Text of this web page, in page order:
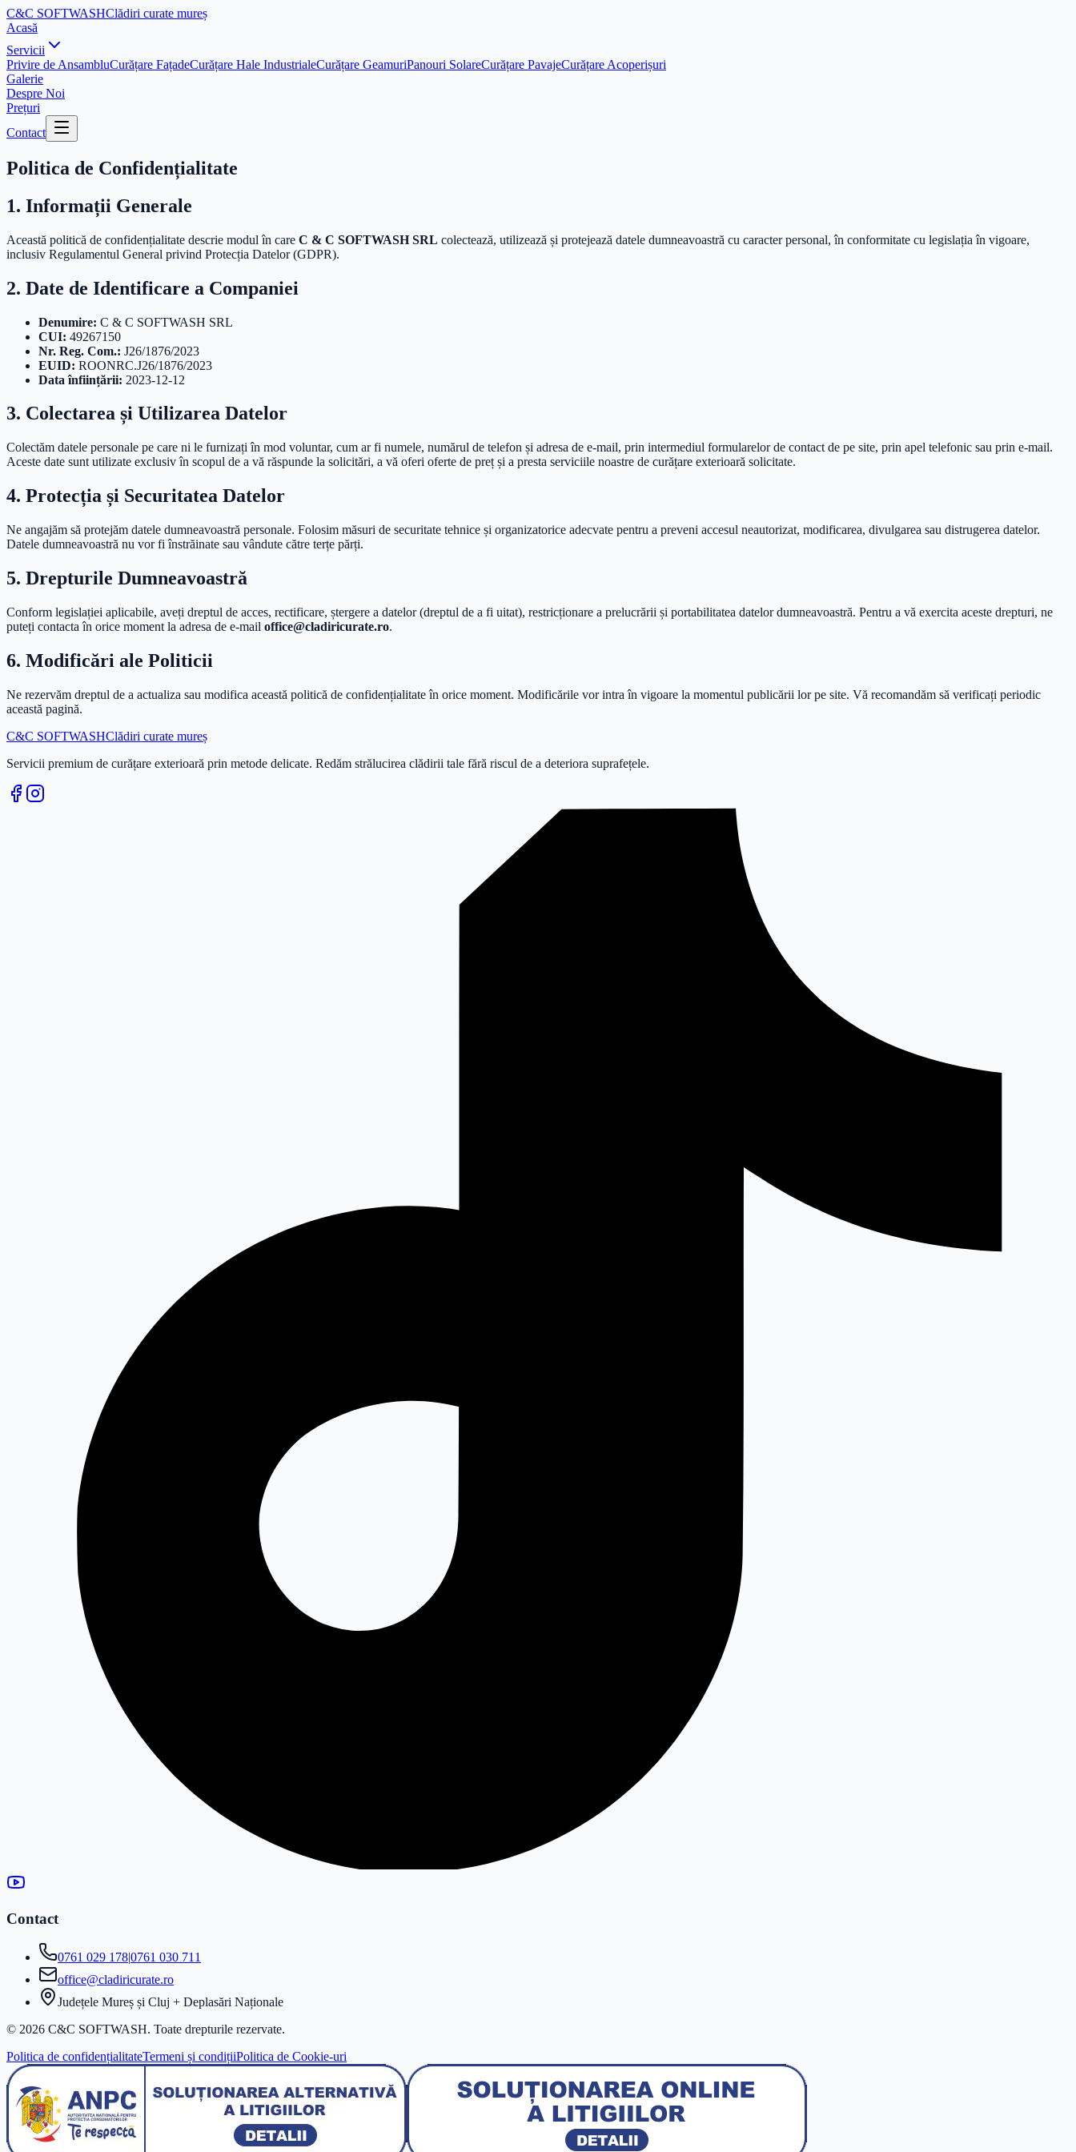
C&C SOFTWASHClădiri curate mureș
Acasă
Servicii
Privire de AnsambluCurățare FațadeCurățare Hale IndustrialeCurățare GeamuriPanouri SolareCurățare PavajeCurățare Acoperișuri
Galerie
Despre Noi
Prețuri
Contact
Politica de Confidențialitate
1. Informații Generale
Această politică de confidențialitate descrie modul în care C & C SOFTWASH SRL colectează, utilizează și protejează datele dumneavoastră cu caracter personal, în conformitate cu legislația în vigoare,
inclusiv Regulamentul General privind Protecția Datelor (GDPR).
2. Date de Identificare a Companiei
Denumire: C & C SOFTWASH SRL
CUI: 49267150
Nr. Reg. Com.: J26/1876/2023
EUID: ROONRC.J26/1876/2023
Data înființării: 2023-12-12
3. Colectarea și Utilizarea Datelor
Colectăm datele personale pe care ni le furnizați în mod voluntar, cum ar fi numele, numărul de telefon și adresa de e-mail, prin intermediul formularelor de contact de pe site, prin apel telefonic sau prin e-mail.
Aceste date sunt utilizate exclusiv în scopul de a vă răspunde la solicitări, a vă oferi oferte de preț și a presta serviciile noastre de curățare exterioară solicitate.
4. Protecția și Securitatea Datelor
Ne angajăm să protejăm datele dumneavoastră personale. Folosim măsuri de securitate tehnice și organizatorice adecvate pentru a preveni accesul neautorizat, modificarea, divulgarea sau distrugerea datelor.
Datele dumneavoastră nu vor fi înstrăinate sau vândute către terțe părți.
5. Drepturile Dumneavoastră
Conform legislației aplicabile, aveți dreptul de acces, rectificare, ștergere a datelor (dreptul de a fi uitat), restricționare a prelucrării și portabilitatea datelor dumneavoastră. Pentru a vă exercita aceste drepturi, ne
puteți contacta în orice moment la adresa de e-mail office@cladiricurate.ro.
6. Modificări ale Politicii
Ne rezervăm dreptul de a actualiza sau modifica această politică de confidențialitate în orice moment. Modificările vor intra în vigoare la momentul publicării lor pe site. Vă recomandăm să verificați periodic
această pagină.
C&C SOFTWASHClădiri curate mureș
Servicii premium de curățare exterioară prin metode delicate. Redăm strălucirea clădirii tale fără riscul de a deteriora suprafețele.
Contact
0761 029 178|0761 030 711
office@cladiricurate.ro
Județele Mureș și Cluj + Deplasări Naționale
© 2026 C&C SOFTWASH. Toate drepturile rezervate.
Politica de confidențialitateTermeni și condițiiPolitica de Cookie-uri